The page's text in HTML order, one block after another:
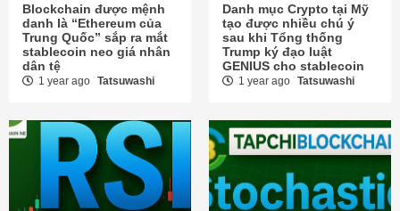
Blockchain được mệnh
danh là “Ethereum của
Trung Quốc” sắp ra mắt
stablecoin neo giá nhân
dân tệ
1 year ago Tatsuwashi
Danh mục Crypto tại Mỹ
tạo được nhiều chú ý
sau khi Tổng thống
Trump ký đạo luật
GENIUS cho stablecoin
1 year ago Tatsuwashi